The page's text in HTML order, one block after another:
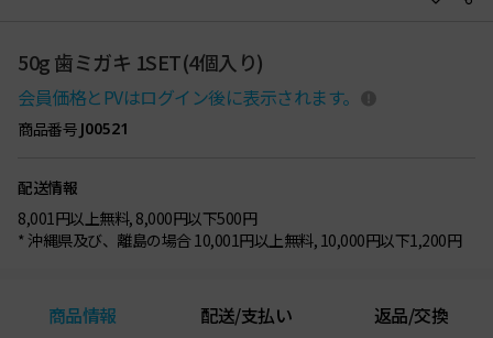
50g 歯ミガキ 1SET(4個入り)
会員価格とPVはログイン後に表示されます。
商品番号 J00521
配送情報
8,001円以上無料, 8,000円以下500円
* 沖縄県及び、離島の場合 10,001円以上無料, 10,000円以下1,200円
商品情報 配送/支払い 返品/交換